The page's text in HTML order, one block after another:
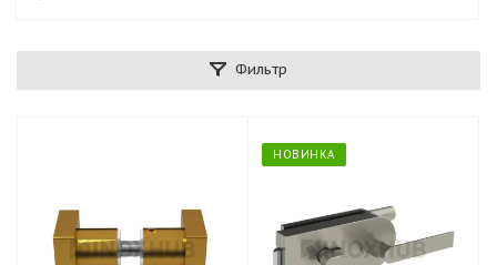
Фильтр
НОВИНКА